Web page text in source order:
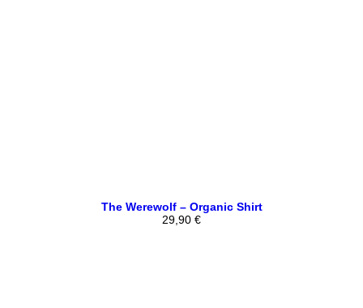
The Werewolf – Organic Shirt
29,90 €